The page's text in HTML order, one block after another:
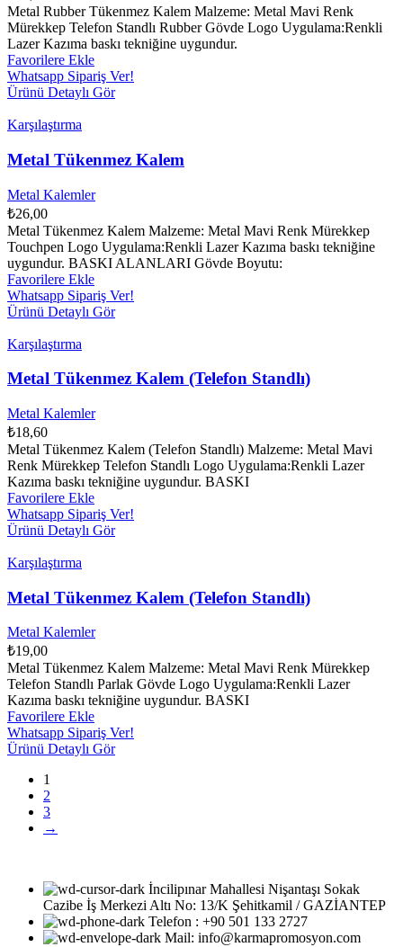
Metal Rubber Tükenmez Kalem Malzeme: Metal Mavi Renk
Mürekkep Telefon Standlı Rubber Gövde Logo Uygulama:Renkli
Lazer Kazıma baskı tekniğine uygundur.
Favorilere Ekle
Whatsapp Sipariş Ver!
Ürünü Detaylı Gör
Karşılaştırma
Metal Tükenmez Kalem
Metal Kalemler
₺26,00
Metal Tükenmez Kalem Malzeme: Metal Mavi Renk Mürekkep
Touchpen Logo Uygulama:Renkli Lazer Kazıma baskı tekniğine
uygundur. BASKI ALANLARI Gövde Boyutu:
Favorilere Ekle
Whatsapp Sipariş Ver!
Ürünü Detaylı Gör
Karşılaştırma
Metal Tükenmez Kalem (Telefon Standlı)
Metal Kalemler
₺18,60
Metal Tükenmez Kalem (Telefon Standlı) Malzeme: Metal Mavi
Renk Mürekkep Telefon Standlı Logo Uygulama:Renkli Lazer
Kazıma baskı tekniğine uygundur. BASKI
Favorilere Ekle
Whatsapp Sipariş Ver!
Ürünü Detaylı Gör
Karşılaştırma
Metal Tükenmez Kalem (Telefon Standlı)
Metal Kalemler
₺19,00
Metal Tükenmez Kalem Malzeme: Metal Mavi Renk Mürekkep
Telefon Standlı Parlak Gövde Logo Uygulama:Renkli Lazer
Kazıma baskı tekniğine uygundur. BASKI
Favorilere Ekle
Whatsapp Sipariş Ver!
Ürünü Detaylı Gör
1
2
3
→
İncilipınar Mahallesi Nişantaşı Sokak
Cazibe İş Merkezi Altı No: 13/K Şehitkamil / GAZİANTEP
Telefon : +90 501 133 2727
Mail: info@karmapromosyon.com